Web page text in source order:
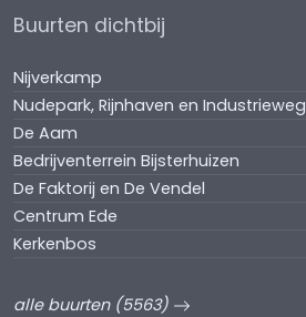
Buurten dichtbij
Nijverkamp
Nudepark, Rijnhaven en Industrieweg
De Aam
Bedrijventerrein Bijsterhuizen
De Faktorij en De Vendel
Centrum Ede
Kerkenbos
alle buurten (5563)